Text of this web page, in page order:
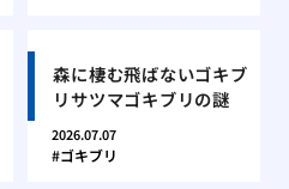
森に棲む飛ばないゴキブ
リサツマゴキブリの謎
2026.07.07
ゴキブリ